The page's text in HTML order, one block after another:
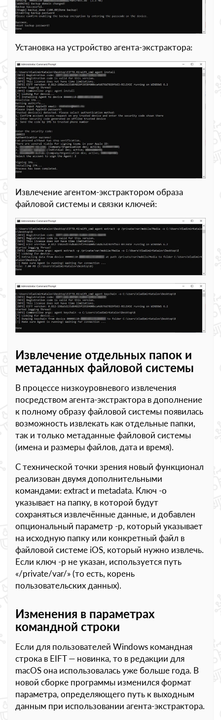
Установка на устройство агента-экстрактора:
Извлечение агентом-экстрактором образа
файловой системы и связки ключей:
Извлечение отдельных папок и
метаданных файловой системы
В процессе низкоуровневого извлечения
посредством агента-экстрактора в дополнение
к полному образу файловой системы появилась
возможность извлекать как отдельные папки,
так и только метаданные файловой системы
(имена и размеры файлов, дата и время).
С технической точки зрения новый функционал
реализован двумя дополнительными
командами: extract и metadata. Ключ -o
указывает на папку, в которой будут
сохраняться извлечённые данные, и добавлен
опциональный параметр -p, который указывает
на исходную папку или конкретный файл в
файловой системе iOS, который нужно извлечь.
Если ключ -p не указан, используется путь
«/private/var/» (то есть, корень
пользовательских данных).
Изменения в параметрах
командной строки
Если для пользователей Windows командная
строка в EIFT — новинка, то в редакции для
macOS она использовалась уже больше года. В
новой сборке программы изменился формат
параметра, определяющего путь к выходным
данным при использовании агента-экстрактора.